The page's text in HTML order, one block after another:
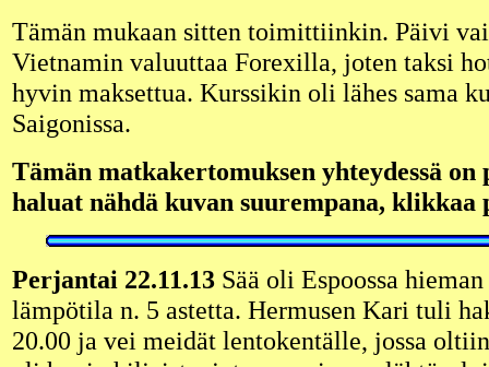
Tämän mukaan sitten toimittiinkin. Päivi
Vietnamin valuuttaa Forexilla, joten taksi
hyvin maksettua. Kurssikin oli lähes sama
Saigonissa.
Tämän matkakertomuksen yhteydessä on
haluat nähdä kuvan suurempana, klikkaa
Perjantai 22.11.13 Sää oli Espoossa
lämpötila n. 5 astetta. Hermusen Kari tuli
20.00 ja vei meidät lentokentälle, jossa